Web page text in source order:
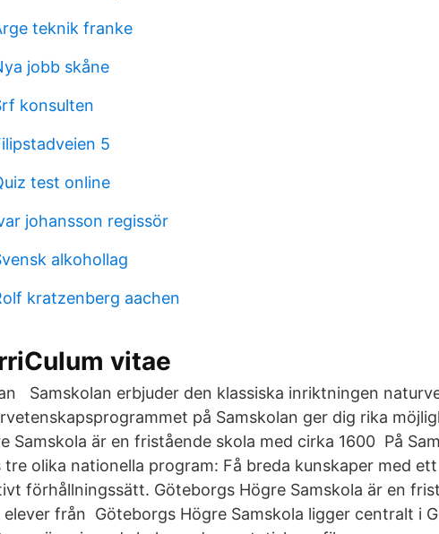
teknik franke
jobb skåne
konsulten
5
test online
johansson regissör
alkohollag
kratzenberg aachen
vitae
Samskolan erbjuder den klassiska inriktningen
på Samskolan ger dig rika
Samskola är en fristående skola med cirka 1600 På
tre olika nationella program: Få breda kunskaper med
förhållningssätt. Göteborgs Högre Samskola är en
elever från Göteborgs Högre Samskola ligger centralt i